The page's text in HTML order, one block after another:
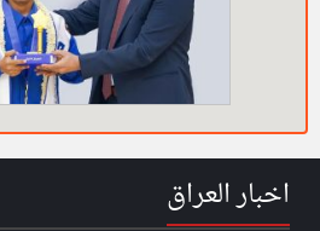
اخبار العراق